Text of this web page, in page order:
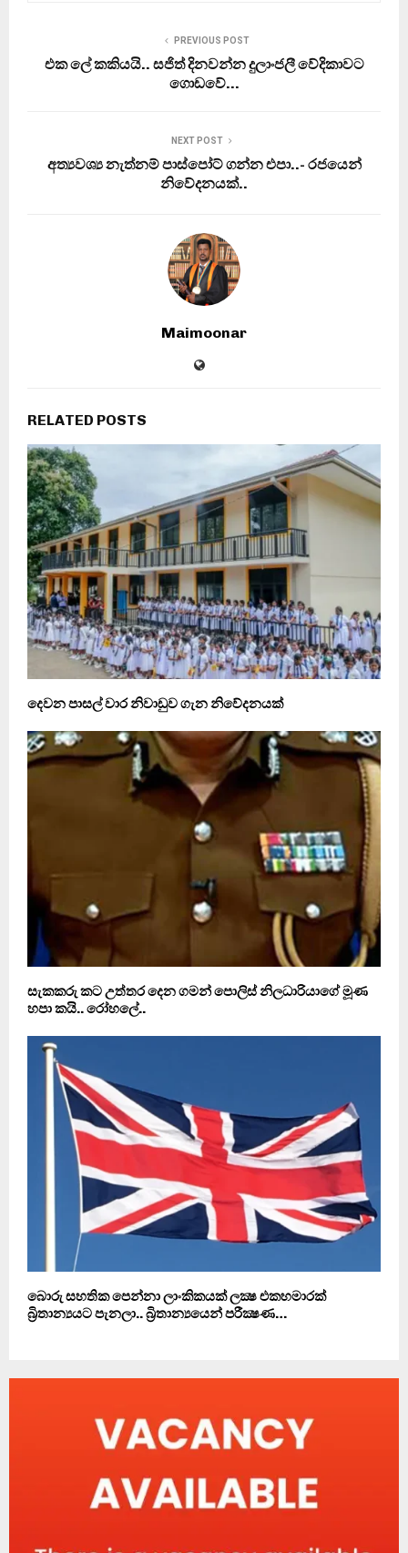
PREVIOUS POST
එක ලේ කකියයි.. සජිත් දිනවන්න දුලාංජලී වේදිකාවට
ගොඩවේ…
NEXT POST
අත්‍යවශ්‍ය නැත්නම් පාස්පෝට් ගන්න එපා..- රජයෙන්
නිවේදනයක්..
Maimoonar
RELATED POSTS
දෙවන පාසල් වාර නිවාඩුව ගැන නිවේදනයක්
සැකකරු කට උත්තර දෙන ගමන් පොලිස් නිලධාරියාගේ මූණ
හපා කයි.. රෝහලේ..
බොරු සහතික පෙන්නා ලාංකිකයක් ලක්‍ෂ එකහමාරක්
බ්‍රිතාන්‍යයට පැනලා.. බ්‍රිතාන්‍යයෙන් පරීක්‍ෂණ…